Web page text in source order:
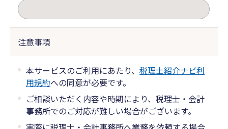
注意事項
本サービスのご利用にあたり、税理士紹介ナビ利
用規約への同意が必要です。
ご相談いただく内容や時期により、税理士・会計
事務所でのご対応が難しい場合がございます。